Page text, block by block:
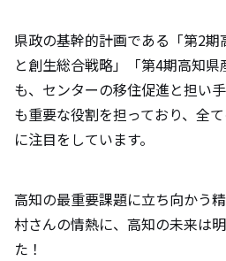
県政の基幹的計画である「第2
と創生総合戦略」「第4期高知
も、センターの移住促進と担い
も重要な役割を担っており、全
に注目をしています。
高知の最重要課題に立ち向かう
村さんの情熱に、高知の未来は
た！